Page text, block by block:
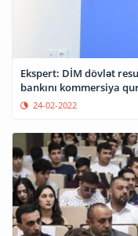
Ekspert: DİM dövlət
bankını kommersiya
24-02-2022